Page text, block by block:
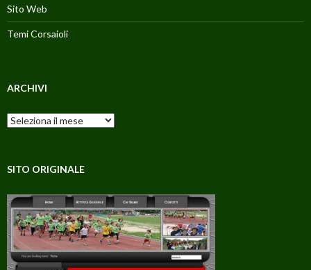
Sito Web
Temi Corsaioli
ARCHIVI
Archivi
SITO ORIGINALE